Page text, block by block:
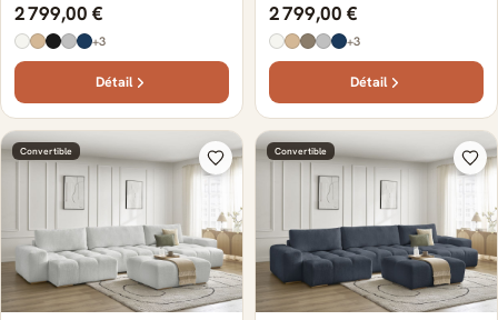
2 799,00 €
+3
Détail
2 799,00 €
+3
Détail
Convertible Convertible